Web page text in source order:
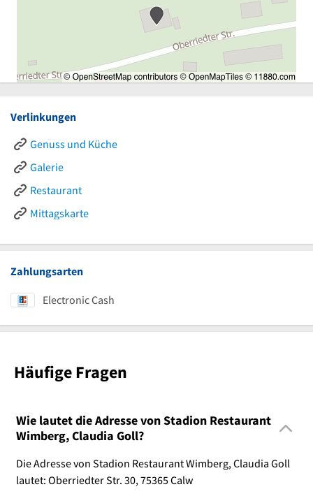
Verlinkungen
Genuss und Küche
Galerie
Restaurant
Mittagskarte
Zahlungsarten
Electronic Cash
Häufige Fragen
Wie lautet die Adresse von Stadion Restaurant
Wimberg, Claudia Goll?
Die Adresse von Stadion Restaurant Wimberg, Claudia Goll
lautet: Oberriedter Str. 30, 75365 Calw